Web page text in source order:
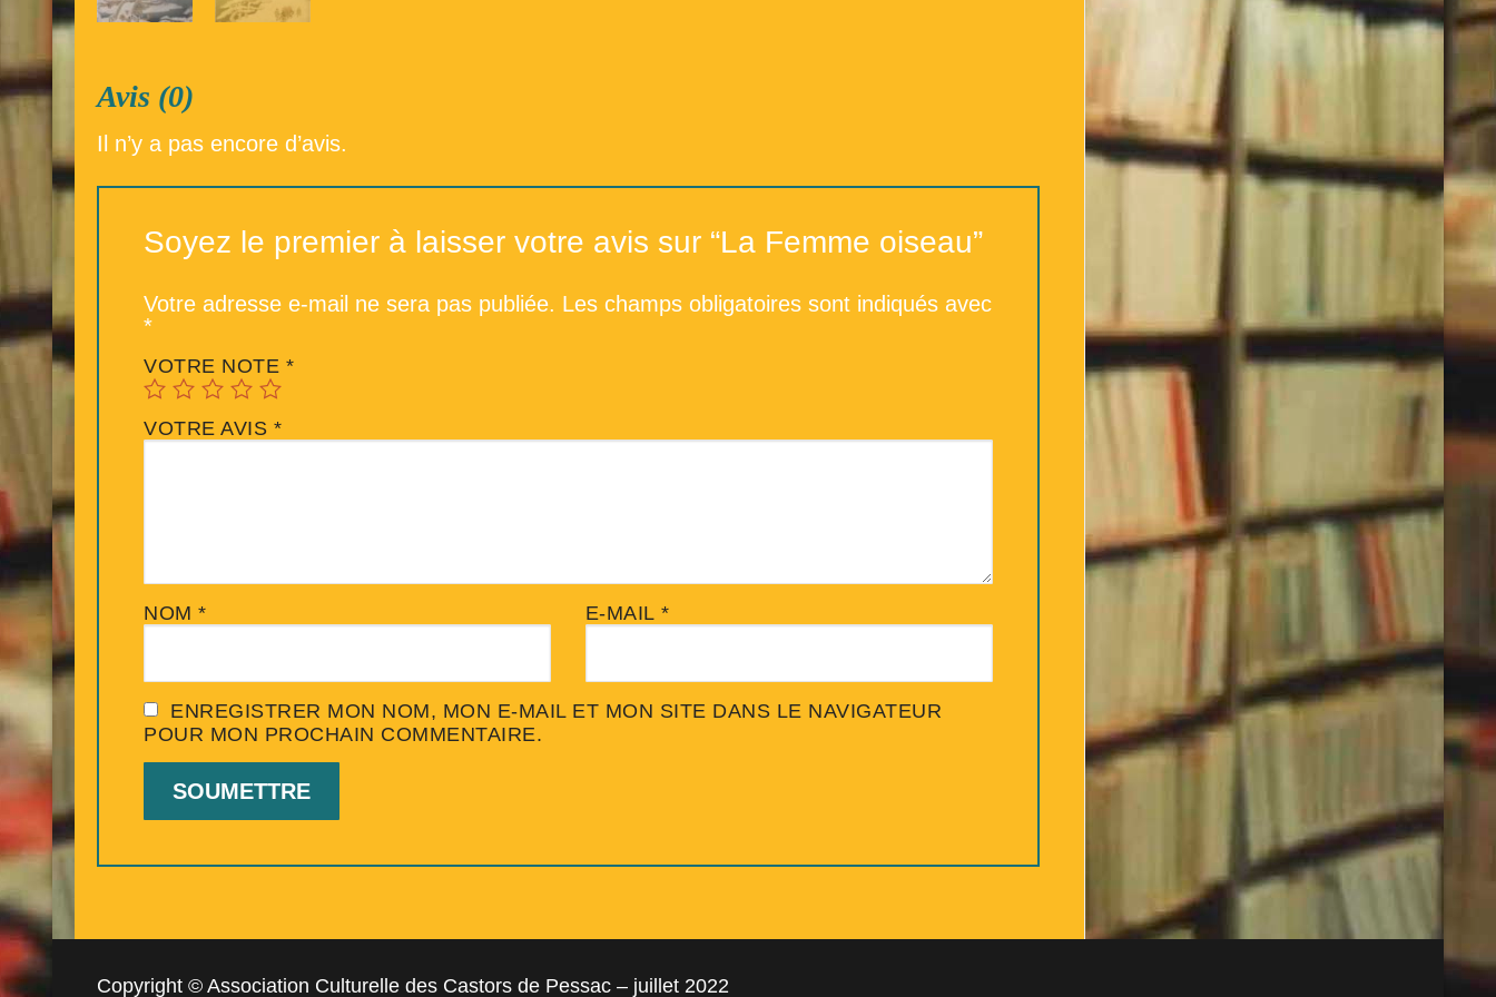
Répertoire du fonds de la Bibliothèque – 2ème partie
Répertoire des ouvrages Jeunesse
Déconnexion
Avis (0)
Il n’y a pas encore d’avis.
Soyez le premier à laisser votre avis sur “La Femme oiseau”
Votre adresse e-mail ne sera pas publiée. Les champs obligatoires sont indiqués avec
*
VOTRE NOTE *
VOTRE AVIS *
NOM * E-MAIL *
ENREGISTRER MON NOM, MON E-MAIL ET MON SITE DANS LE NAVIGATEUR
POUR MON PROCHAIN COMMENTAIRE.
Copyright © Association Culturelle des Castors de Pessac – juillet 2022